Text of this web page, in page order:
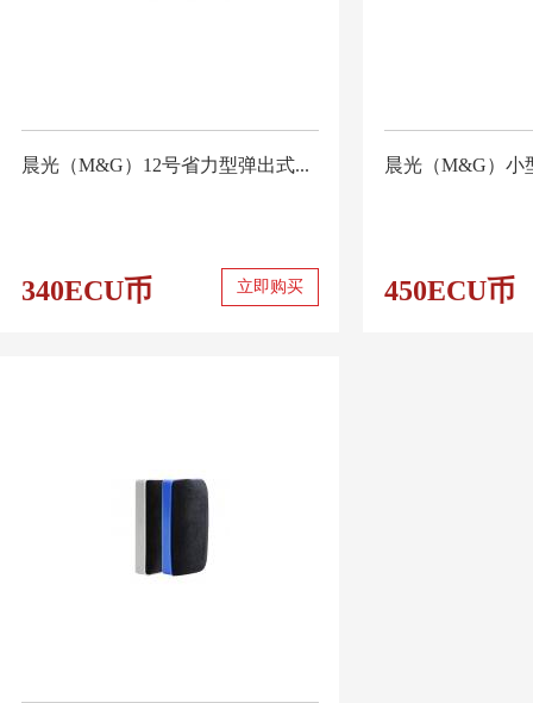
晨光（M&G）12号省力型弹出式...
340ECU币 立即购买
晨光（M&G）小
450ECU币